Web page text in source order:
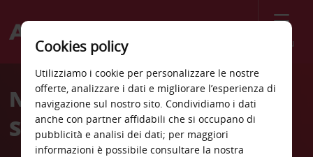
Menù
Welcome
AvisNoleggio auto Bad
Segeberg
Cookies policy
Utilizziamo i cookie per personalizzare le nostre
offerte, analizzare i dati e migliorare l’esperienza di
navigazione sul nostro sito. Condividiamo i dati
anche con partner affidabili che si occupano di
pubblicità e analisi dei dati; per maggiori
informazioni è possibile consultare la nostra